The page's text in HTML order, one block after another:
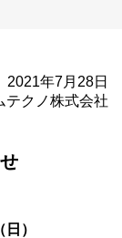
2021年7月28日
テクノ株式会社
）